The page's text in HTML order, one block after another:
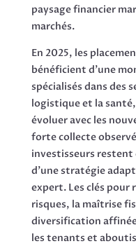
paysage financier
marchés.
En 2025, les
bénéficient d’une
spécialisés dans des
logistique et la
évoluer avec les
forte collecte
investisseurs
d’une stratégie
expert. Les clés pour
risques, la maîtrise
diversification
les tenants et